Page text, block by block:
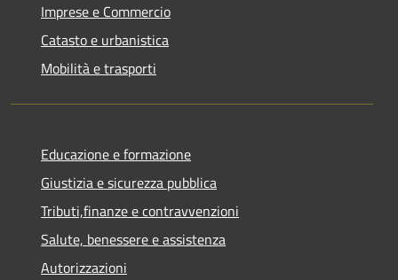
Imprese e Commercio
Catasto e urbanistica
Mobilità e trasporti
Educazione e formazione
Giustizia e sicurezza pubblica
Tributi,finanze e contravvenzioni
Salute, benessere e assistenza
Autorizzazioni